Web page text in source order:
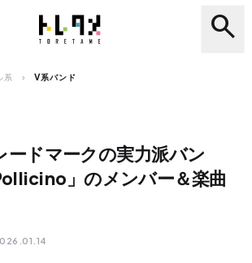
search
系 chevron_right V系バンド
ードマークの実力派バン
」のメンバー＆楽曲